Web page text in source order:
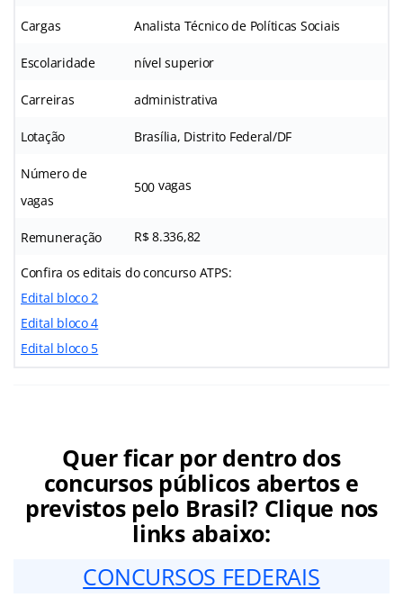
Cargas Analista Técnico de Políticas Sociais
Escolaridade nível superior
Carreiras administrativa
Lotação Brasília, Distrito Federal/DF
Número de
vagas
500 vagas
Remuneração R$ 8.336,82
Confira os editais do concurso ATPS:
Edital bloco 2
Edital bloco 4
Edital bloco 5
Quer ficar por dentro dos
concursos públicos abertos e
previstos pelo Brasil? Clique nos
links abaixo:
CONCURSOS FEDERAIS